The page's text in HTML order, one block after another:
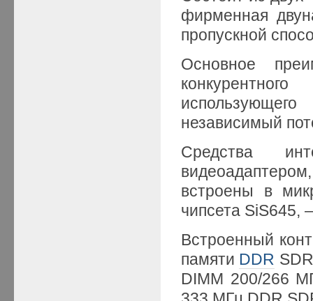
фирменная
пропускной
Основное
независимый
Средства
встроены в
чипсета SiS645,
Встроенный
памяти DDR
DIMM 200/266